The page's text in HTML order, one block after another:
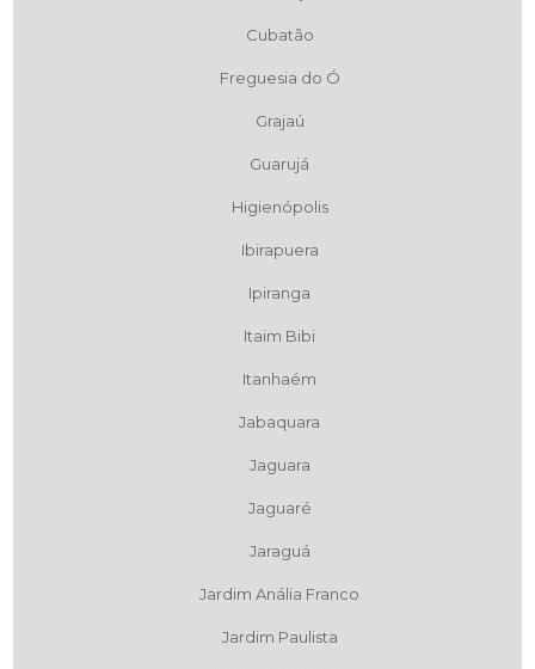
Cubatão
Freguesia do Ó
Grajaú
Guarujá
Higienópolis
Ibirapuera
Ipiranga
Itaim Bibi
Itanhaém
Jabaquara
Jaguara
Jaguaré
Jaraguá
Jardim Anália Franco
Jardim Paulista